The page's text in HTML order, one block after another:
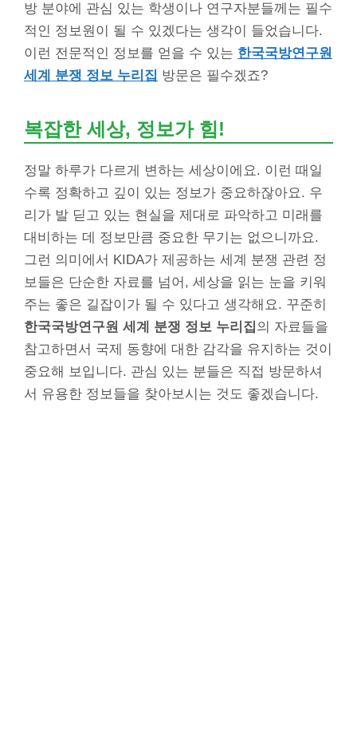
방 분야에 관심 있는 학생이나 연구자분들께는 필수
적인 정보원이 될 수 있겠다는 생각이 들었습니다.
이런 전문적인 정보를 얻을 수 있는 한국국방연구원
세계 분쟁 정보 누리집 방문은 필수겠죠?
복잡한 세상, 정보가 힘!
정말 하루가 다르게 변하는 세상이에요. 이런 때일
수록 정확하고 깊이 있는 정보가 중요하잖아요. 우
리가 발 딛고 있는 현실을 제대로 파악하고 미래를
대비하는 데 정보만큼 중요한 무기는 없으니까요.
그런 의미에서 KIDA가 제공하는 세계 분쟁 관련 정
보들은 단순한 자료를 넘어, 세상을 읽는 눈을 키워
주는 좋은 길잡이가 될 수 있다고 생각해요. 꾸준히
한국국방연구원 세계 분쟁 정보 누리집의 자료들을
참고하면서 국제 동향에 대한 감각을 유지하는 것이
중요해 보입니다. 관심 있는 분들은 직접 방문하셔
서 유용한 정보들을 찾아보시는 것도 좋겠습니다.